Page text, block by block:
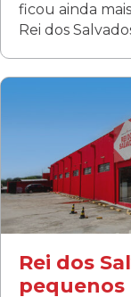
Fanny
Rua Albino
Segunda a
Domingo:
ÚLTIMOS
(41) 3411-1754
(41) 99249-
ficou ainda
Rei dos
Rei dos
pequenos